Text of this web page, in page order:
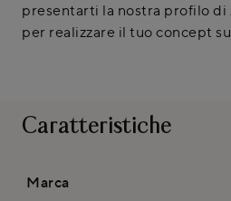
presentarti la nostra profilo di
per realizzare il tuo concept
Caratteristiche
Marca